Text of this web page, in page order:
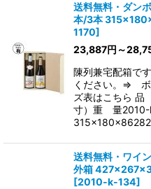
送料無料・ダン
本/3本
1170]
23,887円 ～
陳列兼宅配箱で
ください。⇒ ボ
ズ表はこちら
寸）重 量2010-
送料無料・ワイ
外箱
[2010-k-134]